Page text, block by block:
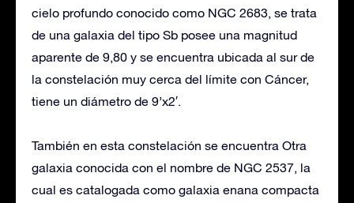
cielo profundo conocido como NGC 2683, se trata
de una galaxia del tipo Sb posee una magnitud
aparente de 9,80 y se encuentra ubicada al sur de
la constelación muy cerca del límite con Cáncer,
tiene un diámetro de 9’x2′.
También en esta constelación se encuentra Otra
galaxia conocida con el nombre de NGC 2537, la
cual es catalogada como galaxia enana compacta